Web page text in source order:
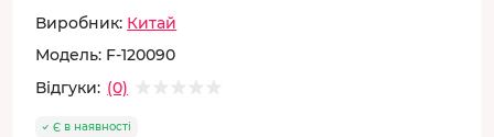
Виробник: Китай
Модель: F-120090
Відгуки: (0)
Є в наявності